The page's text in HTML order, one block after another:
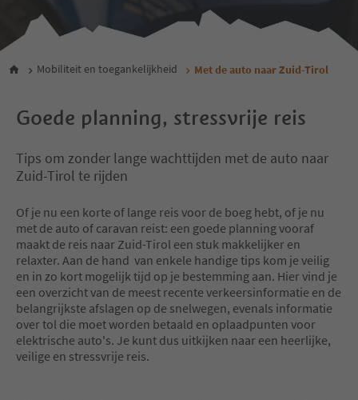
Mobiliteit en toegankelijkheid Met de auto naar Zuid-Tirol
Goede planning, stressvrije reis
Tips om zonder lange wachttijden met de auto naar
Zuid-Tirol te rijden
Of je nu een korte of lange reis voor de boeg hebt, of je nu
met de auto of caravan reist: een goede planning vooraf
maakt de reis naar Zuid-Tirol een stuk makkelijker en
relaxter. Aan de hand van enkele handige tips kom je veilig
en in zo kort mogelijk tijd op je bestemming aan. Hier vind je
een overzicht van de meest recente verkeersinformatie en de
belangrijkste afslagen op de snelwegen, evenals informatie
over tol die moet worden betaald en oplaadpunten voor
elektrische auto's. Je kunt dus uitkijken naar een heerlijke,
veilige en stressvrije reis.